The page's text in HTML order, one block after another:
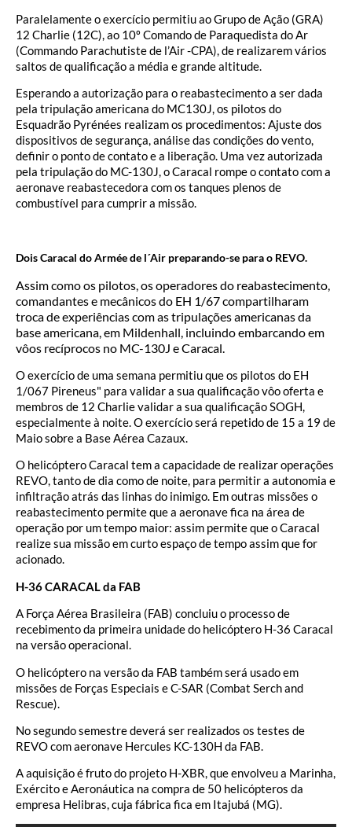
Paralelamente o exercício permitiu ao Grupo de Ação (GRA)
12 Charlie (12C), ao 10º Comando de Paraquedista do Ar
(Commando Parachutiste de l’Air -CPA), de realizarem vários
saltos de qualificação a média e grande altitude.
Esperando a autorização para o reabastecimento a ser dada
pela tripulação americana do MC130J, os pilotos do
Esquadrão Pyrénées realizam os procedimentos: Ajuste dos
dispositivos de segurança, análise das condições do vento,
definir o ponto de contato e a liberação. Uma vez autorizada
pela tripulação do MC-130J, o Caracal rompe o contato com a
aeronave reabastecedora com os tanques plenos de
combustível para cumprir a missão.
Dois Caracal do Armée de l´Air preparando-se para o REVO.
Assim como os pilotos, os operadores do reabastecimento,
comandantes e mecânicos do EH 1/67 compartilharam
troca de experiências com as tripulações americanas da
base americana, em Mildenhall, incluindo embarcando em
vôos recíprocos no MC-130J e Caracal.
O exercício de uma semana permitiu que os pilotos do EH
1/067 Pireneus" para validar a sua qualificação vôo oferta e
membros de 12 Charlie validar a sua qualificação SOGH,
especialmente à noite. O exercício será repetido de 15 a 19 de
Maio sobre a Base Aérea Cazaux.
O helicóptero Caracal tem a capacidade de realizar operações
REVO, tanto de dia como de noite, para permitir a autonomia e
infiltração atrás das linhas do inimigo. Em outras missões o
reabastecimento permite que a aeronave fica na área de
operação por um tempo maior: assim permite que o Caracal
realize sua missão em curto espaço de tempo assim que for
acionado.
H-36 CARACAL da FAB
A Força Aérea Brasileira (FAB) concluiu o processo de
recebimento da primeira unidade do helicóptero H-36 Caracal
na versão operacional.
O helicóptero na versão da FAB também será usado em
missões de Forças Especiais e C-SAR (Combat Serch and
Rescue).
No segundo semestre deverá ser realizados os testes de
REVO com aeronave Hercules KC-130H da FAB.
A aquisição é fruto do projeto H-XBR, que envolveu a Marinha,
Exército e Aeronáutica na compra de 50 helicópteros da
empresa Helibras, cuja fábrica fica em Itajubá (MG).